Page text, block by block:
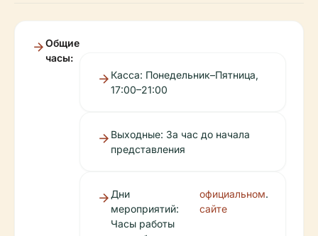
Общие
часы:
Касса: Понедельник–Пятница,
17:00–21:00
Выходные: За час до начала
представления
Дни
мероприятий:
Часы работы
официальном
сайте
.